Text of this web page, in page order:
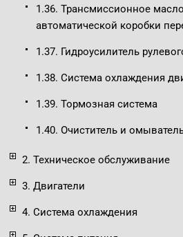
1.36. Трансмиссионное
автоматической коробки
1.37. Гидроусилитель
1.38. Система охлаждения
1.39. Тормозная система
1.40. Очиститель и
2. Техническое обслуживание
3. Двигатели
4. Система охлаждения